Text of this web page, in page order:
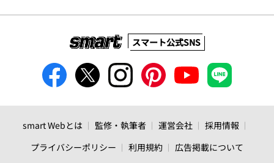
スマート公式SNS
smart Webとは 監修・執筆者 運営会社
採用情報
プライバシーポリシー
利用規約 広告掲載について